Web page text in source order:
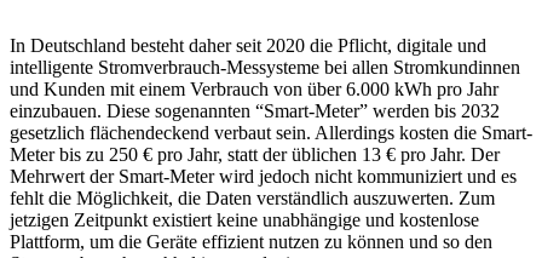
In Deutschland besteht daher seit 2020 die Pflicht, digitale und
intelligente Stromverbrauch-Messysteme bei allen Stromkundinnen
und Kunden mit einem Verbrauch von über 6.000 kWh pro Jahr
einzubauen. Diese sogenannten “Smart-Meter” werden bis 2032
gesetzlich flächendeckend verbaut sein. Allerdings kosten die Smart-
Meter bis zu 250 € pro Jahr, statt der üblichen 13 € pro Jahr. Der
Mehrwert der Smart-Meter wird jedoch nicht kommuniziert und es
fehlt die Möglichkeit, die Daten verständlich auszuwerten. Zum
jetzigen Zeitpunkt existiert keine unabhängige und kostenlose
Plattform, um die Geräte effizient nutzen zu können und so den